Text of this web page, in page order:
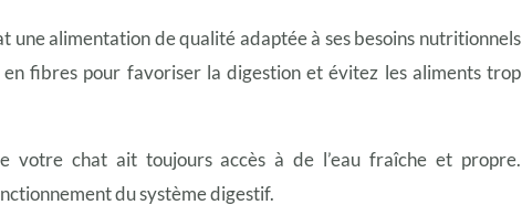
alimentation de qualité adaptée à ses besoins nutritionnels
en fibres pour favoriser la digestion et évitez les aliments trop
votre chat ait toujours accès à de l’eau fraîche et propre.
du système digestif.